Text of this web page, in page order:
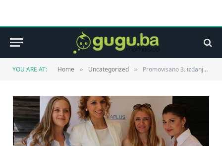
YOU ARE AT: Home » Uncategorized » Promovisano 3. izdanje besplatnog Priručnika za trudnice